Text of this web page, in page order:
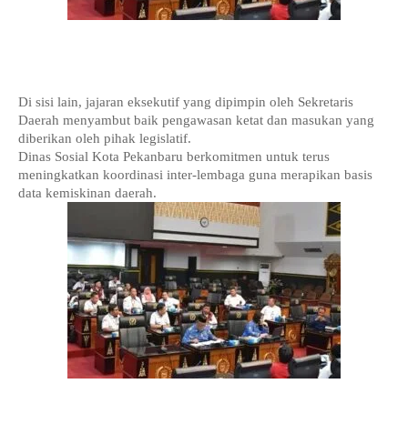
Di sisi lain, jajaran eksekutif yang dipimpin oleh Sekretaris
Daerah menyambut baik pengawasan ketat dan masukan yang
diberikan oleh pihak legislatif.
Dinas Sosial Kota Pekanbaru berkomitmen untuk terus
meningkatkan koordinasi inter-lembaga guna merapikan basis
data kemiskinan daerah.